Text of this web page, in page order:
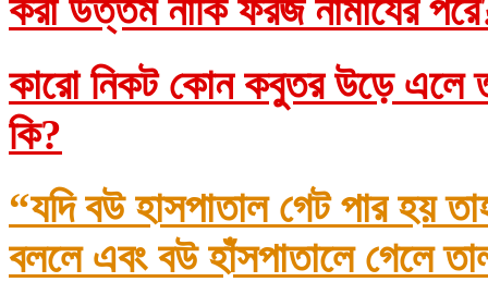
করা উত্তম নাকি ফরজ নামাযের
কারো নিকট কোন কবুতর উড়ে এলে
কি?
“যদি বউ হাসপাতাল গেট পার হয়
বললে এবং বউ হাঁসপাতালে গেলে